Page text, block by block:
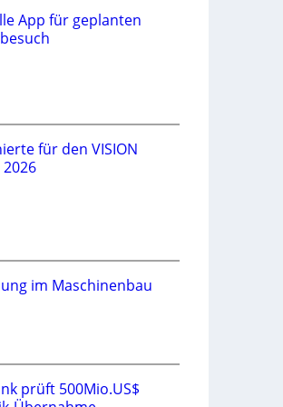
App für geplanten
für den VISION
im Maschinenbau
prüft 500Mio.US$